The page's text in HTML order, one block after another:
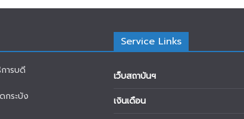
ารบดี
กระบัง
Service Links
เว็บสถาบันฯ
เงินเดือน